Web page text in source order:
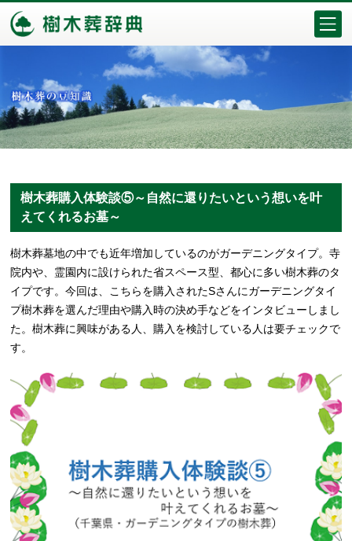
樹木葬購入体験談⑤～自然に還りたいという想いを叶
えてくれるお墓～
樹木葬墓地の中でも近年増加しているのがガーデニングタイプ。寺
院内や、霊園内に設けられた省スペース型、都心に多い樹木葬のタ
イプです。今回は、こちらを購入されたSさんにガーデニングタイ
プ樹木葬を選んだ理由や購入時の決め手などをインタビューしまし
た。樹木葬に興味がある人、購入を検討している人は要チェックで
す。